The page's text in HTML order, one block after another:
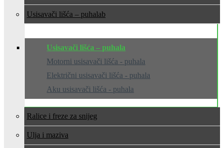
Usisavači lišća – puhala
Usisavači lišća – puhala
Motorni usisavači lišća - puhala
Električni usisavači lišća - puhala
Aku usisavači lišća - puhala
Ralice i freze za snijeg
Ulja i maziva